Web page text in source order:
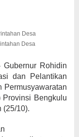
Desa
Gubernur Rohidin
dan Pelantikan
Permusyawaratan
Provinsi Bengkulu
(25/10).